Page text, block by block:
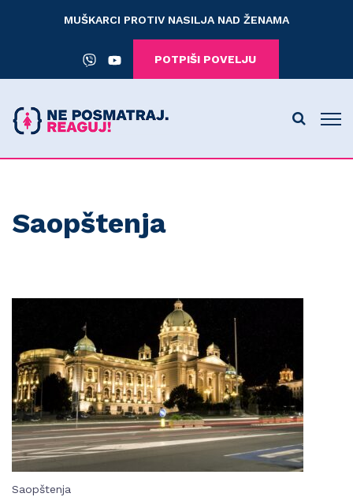
MUŠKARCI PROTIV NASILJA NAD ŽENAMA
POTPIŠI POVELJU
Saopštenja
Saopštenja